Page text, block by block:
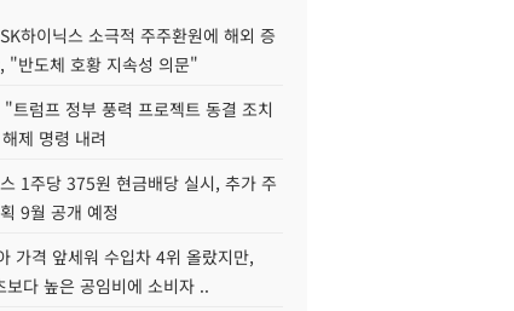
하이닉스 소극적 주주환원에 해외 증
"반도체 호황 지속성 의문"
"트럼프 정부 풍력 프로젝트 동결 조치
제 명령 내려
1주당 375원 현금배당 실시, 추가 주
9월 공개 예정
가격 앞세워 수입차 4위 올랐지만,
보다 높은 공임비에 소비자 ..